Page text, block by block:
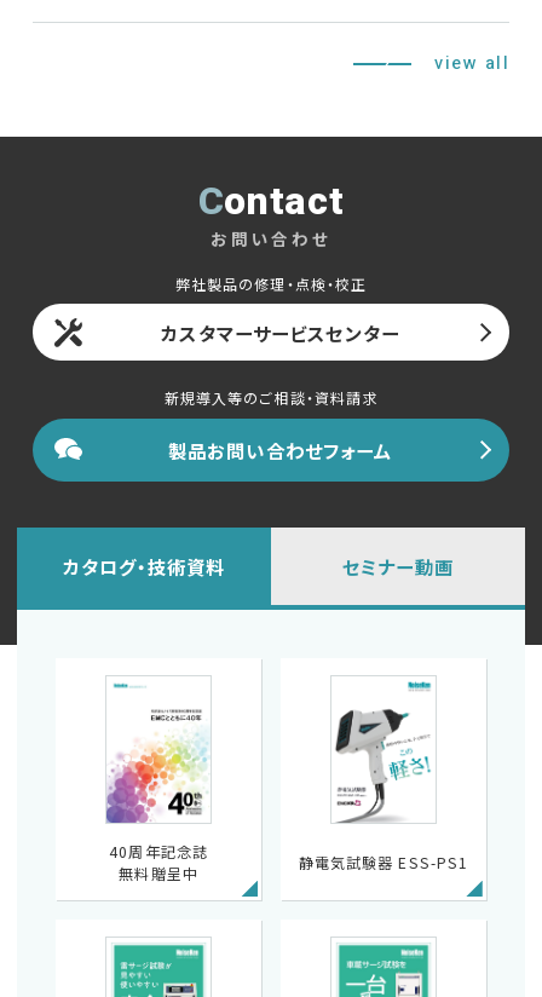
view all
Contact
お問い合わせ
弊社製品の修理・点検・校正
カスタマーサービスセンター
新規導入等のご相談・資料請求
製品お問い合わせフォーム
カタログ・技術資料
40周年記念誌
無料贈呈中
静電気試験器 ESS-PS1
セミナー動画